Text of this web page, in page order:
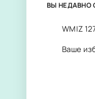
ВЫ НЕДАВНО
WMIZ
Ваше